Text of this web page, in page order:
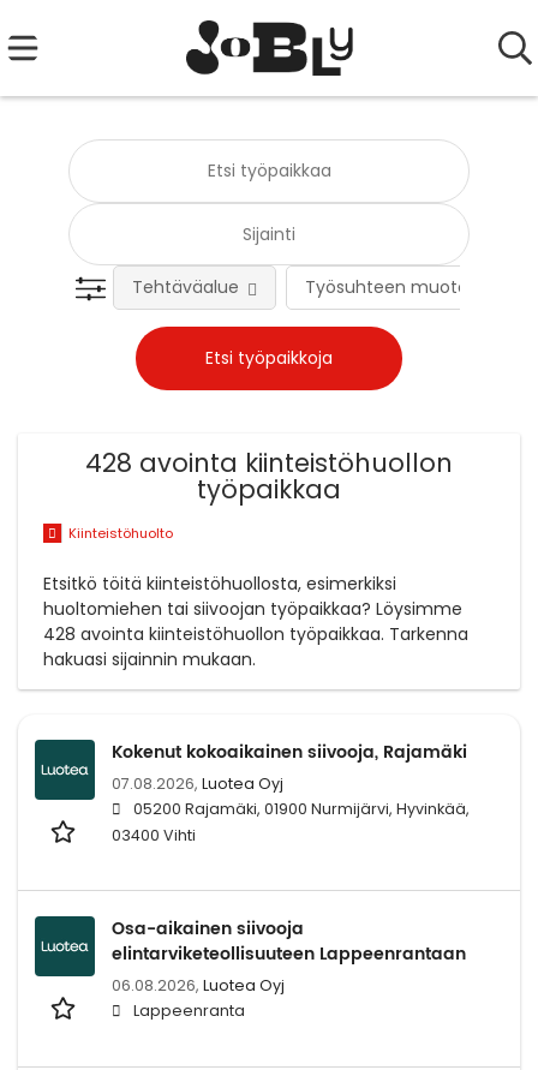
Työsuhteen muoto
Tehtäväalue
428 avointa kiinteistöhuollon
työpaikkaa
Kiinteistöhuolto
Etsitkö töitä kiinteistöhuollosta, esimerkiksi
huoltomiehen tai siivoojan työpaikkaa? Löysimme
428 avointa kiinteistöhuollon työpaikkaa. Tarkenna
hakuasi sijainnin mukaan.
Kokenut kokoaikainen siivooja, Rajamäki
07.08.2026, Luotea Oyj
05200 Rajamäki, 01900 Nurmijärvi, Hyvinkää,
03400 Vihti
Osa-aikainen siivooja
elintarviketeollisuuteen Lappeenrantaan
06.08.2026, Luotea Oyj
Lappeenranta